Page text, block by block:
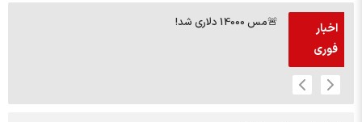
اخبار
فوری
🚨مس 14000 دلاری شد!